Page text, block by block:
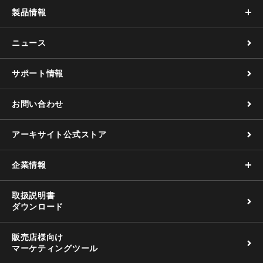
製品情報
ニュース
サポート情報
お問い合わせ
アーキサイト公式ストア
企業情報
取扱説明書
ダウンロード
販売店様向け
マーケティングツール